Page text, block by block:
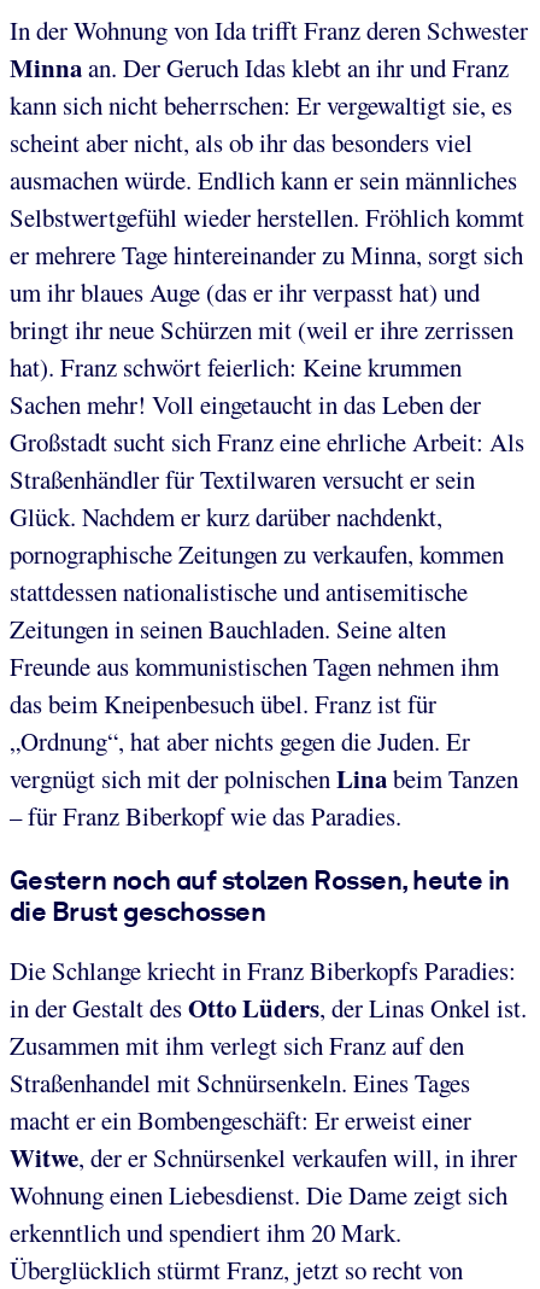
In der Wohnung von Ida trifft Franz deren Schwester
Minnaan. Der Geruch Idas klebt an ihr und Franz
kann sich nicht beherrschen: Er vergewaltigt sie, es
scheint aber nicht, als ob ihr das besonders viel
ausmachen würde. Endlich kann er sein männliches
Selbstwertgefühl wieder herstellen. Fröhlich kommt
er mehrere Tage hintereinander zu Minna, sorgt sich
um ihr blaues Auge (das er ihr verpasst hat) und
bringt ihr neue Schürzen mit (weil er ihre zerrissen
hat). Franz schwört feierlich: Keine krummen
Sachen mehr! Voll eingetaucht in das Leben der
Großstadt sucht sich Franz eine ehrliche Arbeit: Als
Straßenhändler für Textilwaren versucht er sein
Glück. Nachdem er kurz darüber nachdenkt,
pornographische Zeitungen zu verkaufen, kommen
stattdessen nationalistische und antisemitische
Zeitungen in seinen Bauchladen. Seine alten
Freunde aus kommunistischen Tagen nehmen ihm
das beim Kneipenbesuch übel. Franz ist für
„Ordnung“, hat aber nichts gegen die Juden. Er
vergnügt sich mit der polnischenLinabeim Tanzen
– für Franz Biberkopf wie das Paradies.
Gestern noch auf stolzen Rossen, heute in
die Brust geschossen
Die Schlange kriecht in Franz Biberkopfs Paradies:
in der Gestalt desOtto Lüders, der Linas Onkel ist.
Zusammen mit ihm verlegt sich Franz auf den
Straßenhandel mit Schnürsenkeln. Eines Tages
macht er ein Bombengeschäft: Er erweist einer
Witwe, der er Schnürsenkel verkaufen will, in ihrer
Wohnung einen Liebesdienst. Die Dame zeigt sich
erkenntlich und spendiert ihm 20 Mark.
Überglücklich stürmt Franz, jetzt so recht von